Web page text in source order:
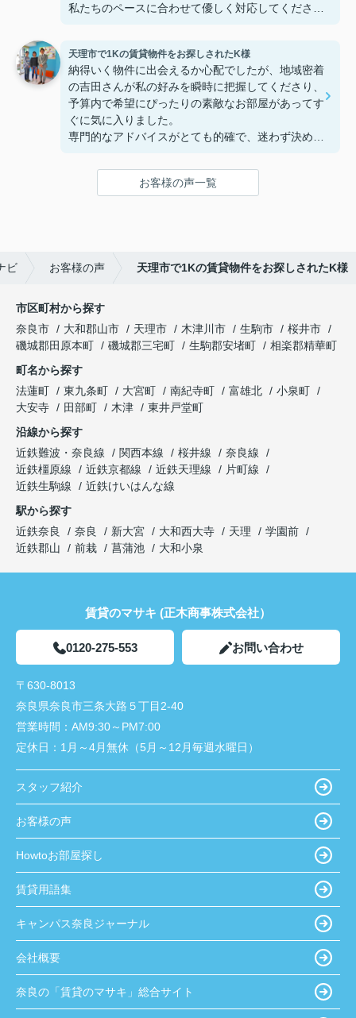
私たちのペースに合わせて優しく対応してくださっ
り、感謝しています。安達さん、ありがとうござい
ました！
天理市で1Kの賃貸物件をお探しされたK様
納得いく物件に出会えるか心配でしたが、地域密着
の吉田さんが私の好みを瞬時に把握してくださり、
予算内で希望にぴったりの素敵なお部屋があってす
ぐに気に入りました。
専門的なアドバイスがとても的確で、迷わず決める
鍵の受け取りのときに、また元気(o・・o)/~お店に
お客様の声一覧
ビ お客様の声 天理市で1Kの賃貸物件をお探しされたK様
市区町村から探す
奈良市
大和郡山市 天理市 木津川市 生駒市
桜井市
磯城郡田原本町
磯城郡三宅町 生駒郡安堵町
相楽郡精華町
町名から探す
法蓮町
東九条町 大宮町 南紀寺町 富雄北
小泉町
大安寺
田部町 木津
東井戸堂町
沿線から探す
近鉄難波・奈良線
関西本線 桜井線
奈良線
近鉄橿原線
近鉄京都線 近鉄天理線
片町線
近鉄生駒線
近鉄けいはんな線
駅から探す
近鉄奈良
奈良 新大宮 大和西大寺 天理
学園前
近鉄郡山
前栽 菖蒲池 大和小泉
賃貸のマサキ (正木商事株式会社）
0120-275-553 お問い合わせ
〒630-8013
奈良県奈良市三条大路５丁目2-40
営業時間： AM9:30～PM7:00
定休日： 1月～4月無休（5月～12月毎週水曜日）
スタッフ紹介
お客様の声
Howtoお部屋探し
賃貸用語集
キャンパス奈良ジャーナル
会社概要
奈良の「賃貸のマサキ」総合サイト